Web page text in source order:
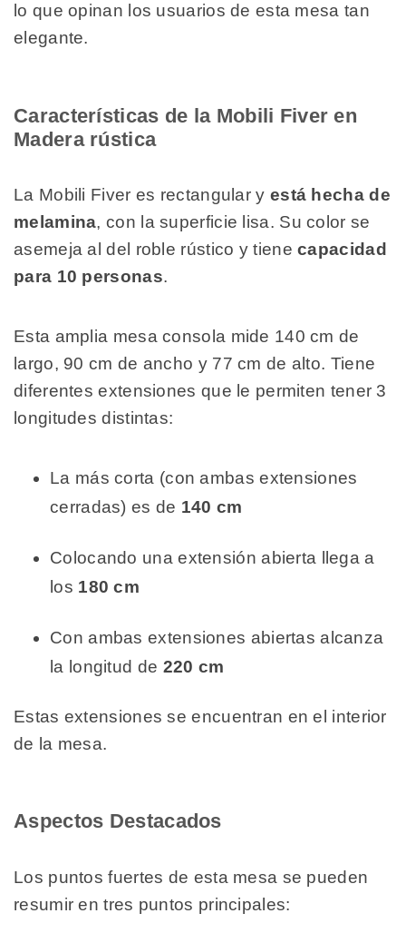
lo que opinan los usuarios de esta mesa tan
elegante.
Características de la Mobili Fiver en
Madera rústica
La Mobili Fiver es rectangular y está hecha de
melamina, con la superficie lisa. Su color se
asemeja al del roble rústico y tienecapacidad
para 10 personas.
Esta amplia mesa consola mide 140 cm de
largo, 90 cm de ancho y 77 cm de alto. Tiene
diferentes extensiones que le permiten tener 3
longitudes distintas:
La más corta (con ambas extensiones
cerradas) es de 140 cm
Colocando una extensión abierta llega a
los 180 cm
Con ambas extensiones abiertas alcanza
la longitud de 220 cm
Estas extensiones se encuentran en el interior
de la mesa.
Aspectos Destacados
Los puntos fuertes de esta mesa se pueden
resumir en tres puntos principales: